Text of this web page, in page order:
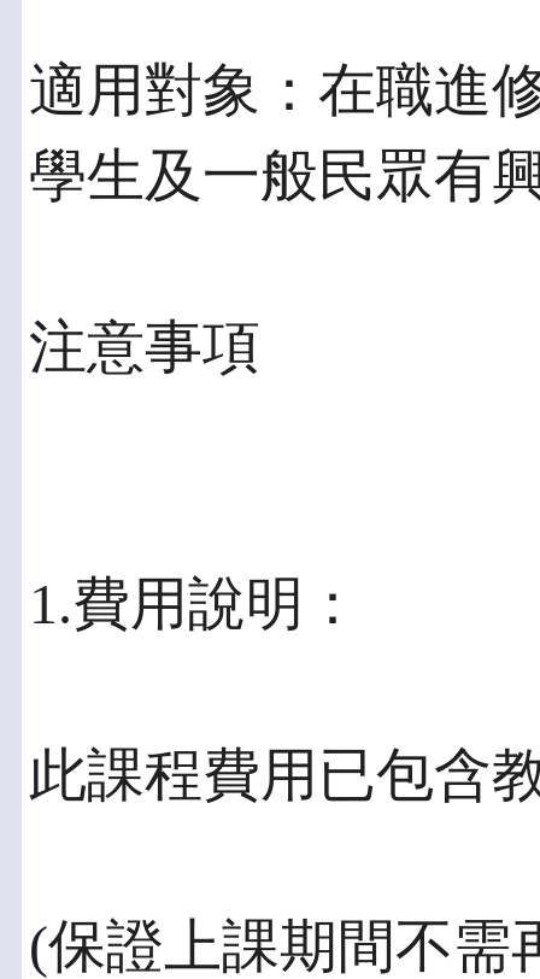
適用對象：在職進
學生及一般民眾有
注意事項
1.費用說明：
此課程費用已包含
(保證上課期間不需